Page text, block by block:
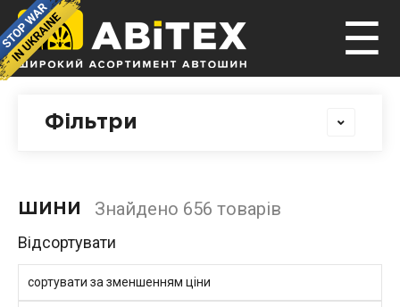
☰
Фільтри
ШИНИ Знайдено 656 товарів
Відсортувати
сортувати за зменшенням ціни